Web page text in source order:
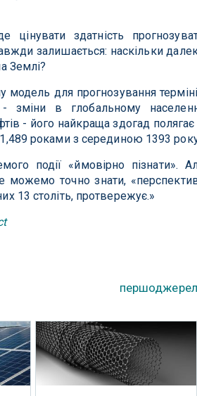
здатність
залишається: наскільки
Землі?
для прогнозування
зміни в глобальному
- його найкраща здогад
роками з серединою 1393
події «ймовірно пізнати».
точно знати,
13 століть, протвережує.»